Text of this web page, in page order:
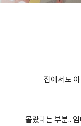
집에서도
몰랐다는 부분..